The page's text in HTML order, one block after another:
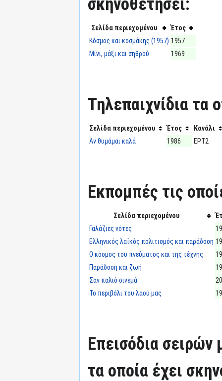
Σελίδα περιεχομένου
Έτος
Κόσμος και κοσμάκης (1957) 1957
Μίνι, μάξι και σηθρού
1969
Τηλεπαιχνίδια τα
Σελίδα περιεχομένου Έτος
Κανάλι
Αν θυμάμαι καλά
1986 ΕΡΤ2
Εκπομπές τις
Σελίδα περιεχομένου
Γαλάζιες νότες
Ελληνικός λαϊκός πολιτισμός και παράδοση
Ο κόσμος του πνεύματος και της τέχνης
Παράδοση και ζωή
Σαν παλιό σινεμά
Το περιβόλι του λαού μας
Επεισόδια
τα οποία έχει